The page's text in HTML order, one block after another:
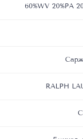
60%WV 20%PA
RALPH